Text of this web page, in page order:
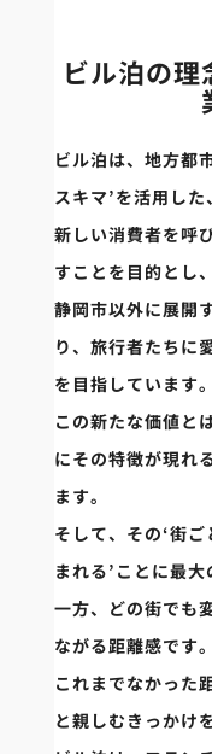
ビル泊の
ビル泊は、地方都
スキマ’を活用した
新しい消費者を呼
すことを目的とし、
静岡市以外に展開
り、旅行者たちに
を目指しています。
この新たな価値と
にその特徴が現れ
ます。
そして、その‘街
まれる’ことに最大
一方、どの街でも
ながる距離感です。
これまでなかった
と親しむきっかけ